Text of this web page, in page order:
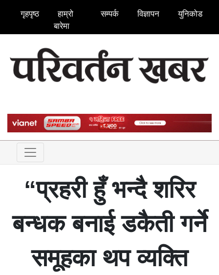
गृहपृष्ठ
हाम्रो
बारेमा
सम्पर्क विज्ञापन युनिकोड
“प्रहरी हुँ भन्दै शरिर
बन्धक बनाई डकैती गर्ने
समूहका थप व्यक्ति